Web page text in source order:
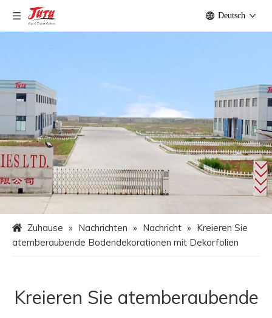
Deutsch
Zuhause » Nachrichten » Nachricht » Kreieren Sie
atemberaubende Bodendekorationen mit Dekorfolien
Kreieren Sie atemberaubende